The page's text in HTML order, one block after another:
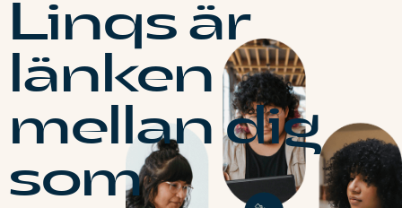
Linqs är
länken
mellan dig
som